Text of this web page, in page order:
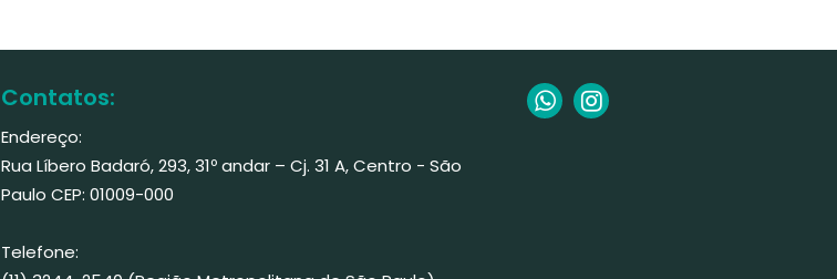
Contatos:
Endereço:
Rua Líbero Badaró, 293, 31º andar – Cj. 31 A, Centro - São
Paulo CEP: 01009-000
Telefone: